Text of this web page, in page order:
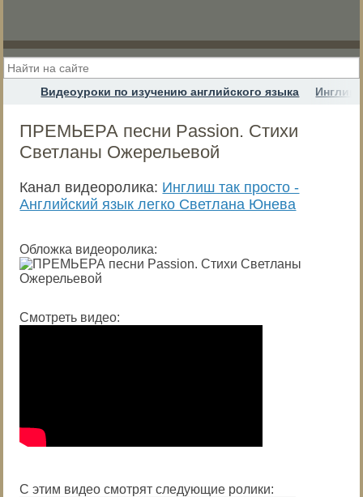
Видеоуроки по изучению английского языка Инглиш
ПРЕМЬЕРА песни Passion. Стихи
Светланы Ожерельевой
Канал видеоролика: Инглиш так просто -
Английский язык легко Светлана Юнева
Обложка видеоролика:
Смотреть видео:
С этим видео смотрят следующие ролики: